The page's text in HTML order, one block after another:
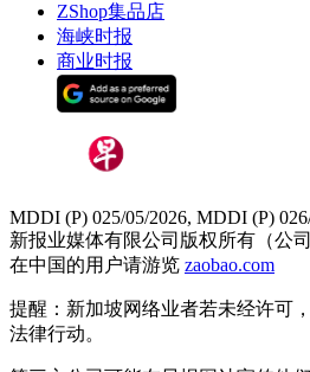
ZShop集品店
海峡时报
商业时报
MDDI (P) 025/05/2026, MDDI (P)
新报业媒体有限公司版权所有（公司
在中国的用户请游览 zaobao.com
提醒：新加坡网络业者若未经许可
法律行动。